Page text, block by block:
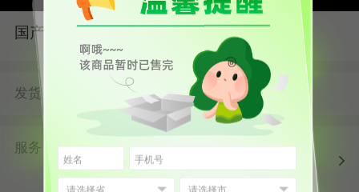
国产品牌二手四脚椅办公椅红
发货 第二树上海仓 发货并提供售后服务
服务 第二树自营 清洗消毒 售后保障
配送上门
正规发票
退货原则